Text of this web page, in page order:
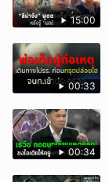
15:00
00:33
00:34